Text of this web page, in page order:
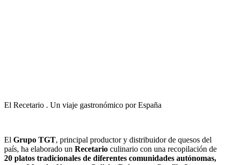
El Recetario . Un viaje gastronómico por España
El Grupo TGT, principal productor y distribuidor de quesos del
país, ha elaborado un Recetario culinario con una recopilación de
20 platos tradicionales de diferentes comunidades autónomas,